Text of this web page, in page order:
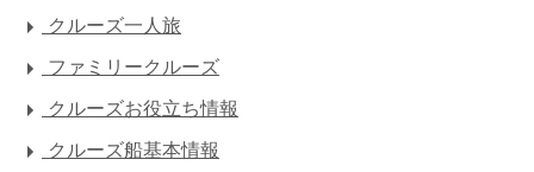
クルーズ一人旅
ファミリークルーズ
クルーズお役立ち情報
クルーズ船基本情報